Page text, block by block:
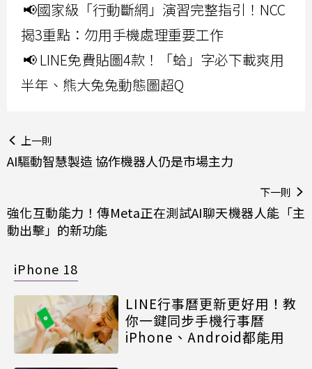
📢國家級「行動斷網」演習完整指引！NCC
揭3重點：勿用手機處理重要工作
📢 LINE免費貼圖4款！「蛤」字必下載爽用
半年、熊大兔兔動態圖超Q
上一則
AI驅動智慧製造 協作機器人仍是市場主力
下一則
強化互動能力！傳Meta正在測試AI聊天機器人能「主
動出擊」的新功能
iPhone 18
LINE行事曆更新更好用！教
你一鍵同步手機行事曆
iPhone、Android都能用